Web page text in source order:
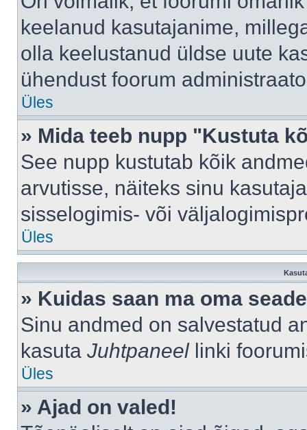
keelanud kasutajanime,
olla keelustanud üldse uute
ühendust foorum
Üles
» Mida teeb nupp "Kustuta
See nupp kustutab kõik
arvutisse, näiteks sinu
sisselogimis- või
Üles
» Kuidas saan ma oma
Sinu andmed on salvestatud
kasuta Juhtpaneellinki
Üles
» Ajad on valed!